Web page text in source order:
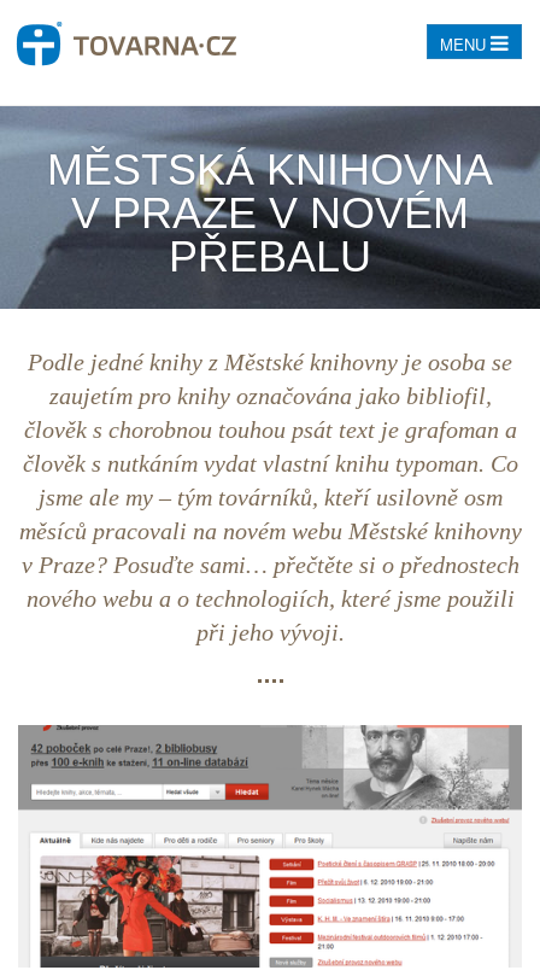
MENU
MĚSTSKÁ KNIHOVNA
V PRAZE V NOVÉM
PŘEBALU
Podle jedné knihy z Městské knihovny je osoba se
zaujetím pro knihy označována jako bibliofil,
člověk s chorobnou touhou psát text je grafoman a
člověk s nutkáním vydat vlastní knihu typoman. Co
jsme ale my – tým továrníků, kteří usilovně osm
měsíců pracovali na novém webu Městské knihovny
v Praze? Posuďte sami… přečtěte si o přednostech
nového webu a o technologiích, které jsme použili
při jeho vývoji.